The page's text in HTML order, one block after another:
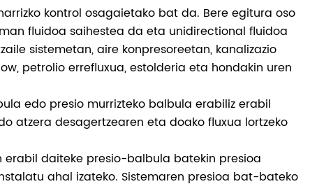
kontrol osagaietako bat da. Bere egitura oso
fluidoa saihestea da eta unidirectional fluidoa
sistemetan, aire konpresoreetan, kanalizazio
petrolio errefluxua, estolderia eta hondakin uren
edo presio murrizteko balbula erabiliz erabil
atzera desagertzearen eta doako fluxua lortzeko
daiteke presio-balbula batekin presioa
ahal izateko. Sistemaren presioa bat-bateko